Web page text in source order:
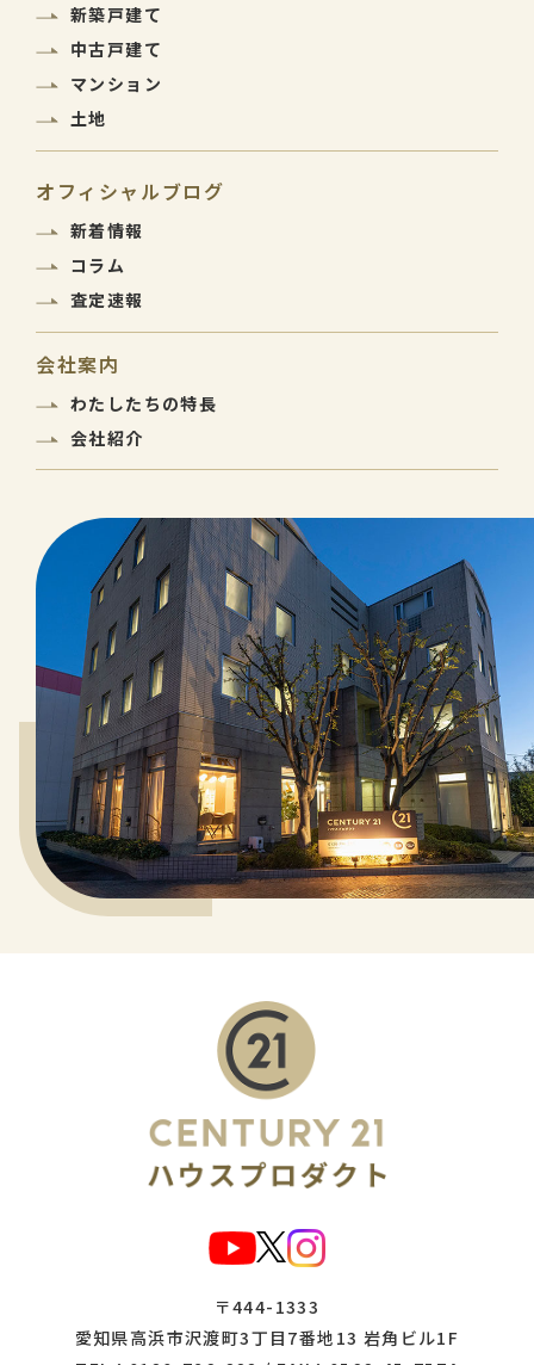
新築戸建て
中古戸建て
マンション
土地
オフィシャルブログ
新着情報
コラム
査定速報
会社案内
わたしたちの特長
会社紹介
〒444-1333
愛知県高浜市沢渡町3丁目7番地13 岩角ビル1F